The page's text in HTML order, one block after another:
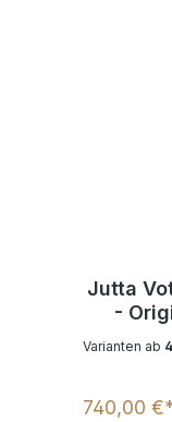
Jutta
-
Varianten ab
740,00